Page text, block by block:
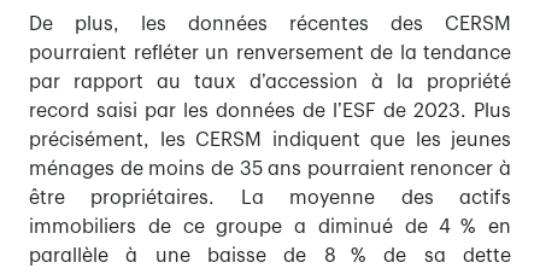
De plus, les données récentes des CERSM
pourraient refléter un renversement de la tendance
par rapport au taux d’accession à la propriété
record saisi par les données de l’ESF de 2023. Plus
précisément, les CERSM indiquent que les jeunes
ménages de moins de 35 ans pourraient renoncer à
être propriétaires. La moyenne des actifs
immobiliers de ce groupe a diminué de 4 % en
parallèle à une baisse de 8 % de sa dette